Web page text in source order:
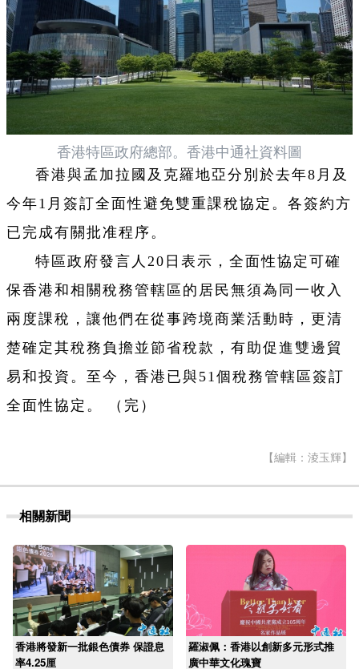
香港特區政府總部。香港中通社資料圖
香港與孟加拉國及克羅地亞分別於去年8月及
今年1月簽訂全面性避免雙重課稅協定。各簽約方
已完成有關批准程序。
特區政府發言人20日表示，全面性協定可確
保香港和相關稅務管轄區的居民無須為同一收入
兩度課稅，讓他們在從事跨境商業活動時，更清
楚確定其稅務負擔並節省稅款，有助促進雙邊貿
易和投資。至今，香港已與51個稅務管轄區簽訂
全面性協定。 （完）
【編輯：淩玉輝】
相關新聞
香港將發新一批銀色債券 保證息
率4.25厘
羅淑佩：香港以創新多元形式推
廣中華文化瑰寶